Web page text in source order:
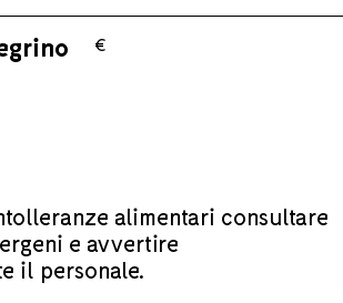
€
alimentari consultare
e avvertire
il personale.